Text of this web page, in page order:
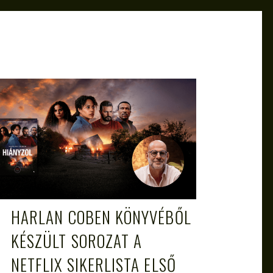
ATTILA JAN 11, 2025
HARLAN COBEN KÖNYVÉBŐL
KÉSZÜLT SOROZAT A
NETFLIX SIKERLISTA ELSŐ